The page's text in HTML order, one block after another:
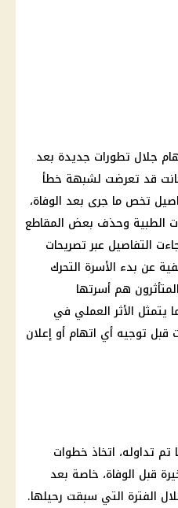
جلال تطورات جديدة بعد
كانت قد تعرضت لشبهة خطأ
تخص ما جرى بعد الوفاة،
الطبية وحذف بعض المقاطع
التفاصيل عبر تصريحات
عن بدء الأسرة التحرك
هم أسرتها
يتمثل الأثر العملي في
قبل توجيه أي اتهام أو إعلان
تداوله، اتخاذ خطوات
قبل الوفاة، خاصة بعد
الفترة التي سبقت رحيلها.